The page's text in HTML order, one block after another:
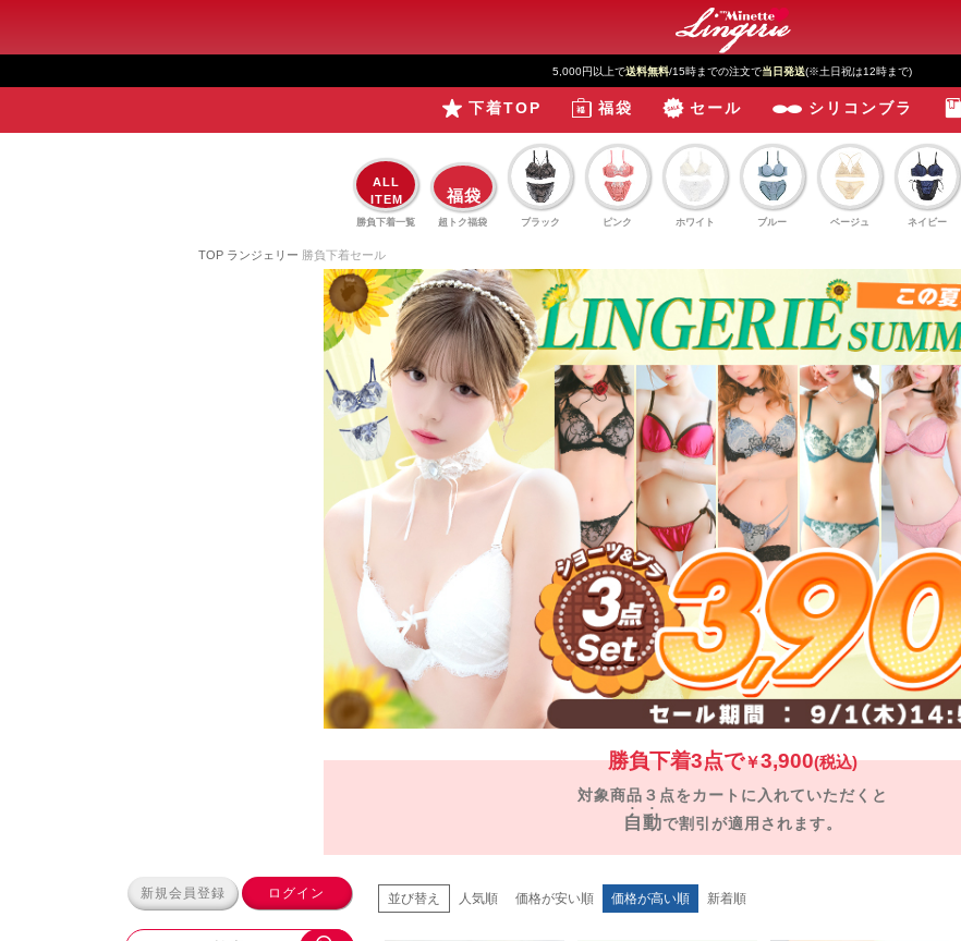
新規登録で最大2500円OFF!
下着TOP 福袋 セール シリコンブラ
ALL
ITEM
勝負下着一覧
福袋
超トク福袋 ブラック ピンク ホワイト ブルー ベージュ ネイビー
TOP ランジェリー 勝負下着セール
勝負下着3点で￥3,900(税込)
対象商品３点をカートに入れていただくと
自動で割引が適用されます。
新規会員登録 ログイン 並び替え 人気順 価格が安い順 価格が高い順 新着順